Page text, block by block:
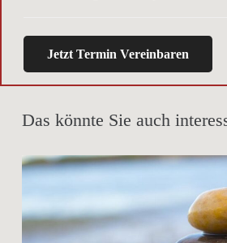
Jetzt Termin Vereinbaren
Das könnte Sie auch